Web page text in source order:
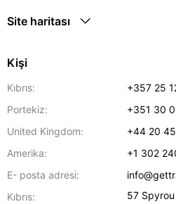
Site haritası
Kişi
Kıbrıs:
+357 25
Portekiz:
+351 30
United Kingdom:
+44 20
Amerika:
+1 302
E- posta adresi:
Kıbrıs:
57